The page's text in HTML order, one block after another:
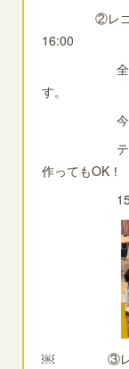
②レゴ作品
16:00
全員が作
す。
今回のテ
テーマか
作ってもOK！
15時より
￼ ③レゴロ